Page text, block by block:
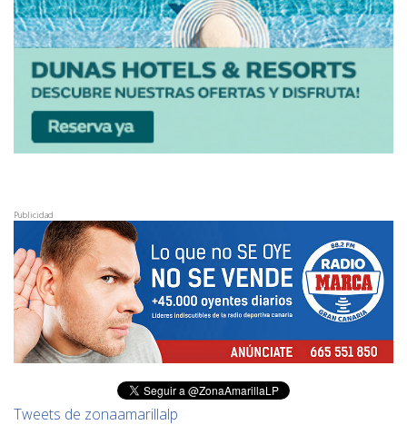
Publicidad
Tweets de zonaamarillalp